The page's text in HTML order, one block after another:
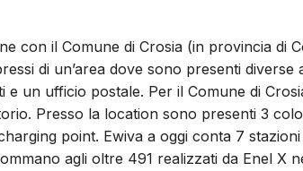
con il Comune di Crosia (in provincia di
di un’area dove sono presenti
e un ufficio postale. Per il Comune di
Presso la location sono presenti 3
point. Ewiva a oggi conta 7
agli oltre 491 realizzati da Enel X